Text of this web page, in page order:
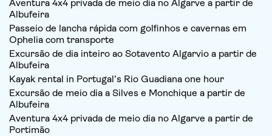
Aventura 4x4 privada de meio dia no Algarve a partir de
Albufeira
Passeio de lancha rápida com golfinhos e cavernas em
Ophelia com transporte
Excursão de dia inteiro ao Sotavento Algarvio a partir de
Albufeira
Kayak rental in Portugal’s Rio Guadiana one hour
Excursão de meio dia a Silves e Monchique a partir de
Albufeira
Aventura 4x4 privada de meio dia no Algarve a partir de
Portimão